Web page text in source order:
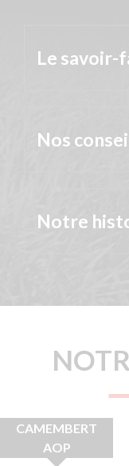
Le
Nos
Notre
CAMEMBERT
AOP